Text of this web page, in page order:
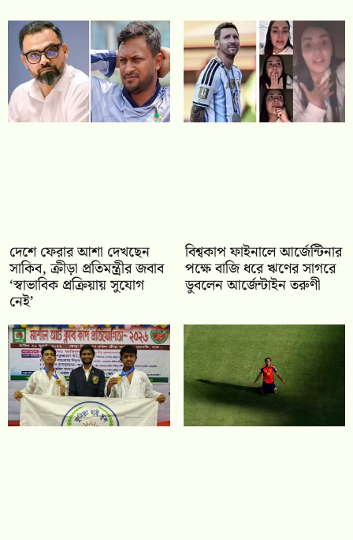
দেশে ফেরার আশা দেখছেন
সাকিব, ক্রীড়া প্রতিমন্ত্রীর জবাব
‘স্বাভাবিক প্রক্রিয়ায় সুযোগ
নেই’
বিশ্বকাপ ফাইনালে আর্জেন্টিনার
পক্ষে বাজি ধরে ঋণের সাগরে
ডুবলেন আর্জেন্টাইন তরুণী